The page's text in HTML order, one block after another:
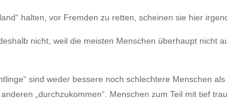
halten, vor Fremden zu retten, scheinen sie hier
nicht, weil die meisten Menschen überhaupt
sind weder bessere noch schlechtere Menschen
„durchzukommen“. Menschen zum Teil mit tief